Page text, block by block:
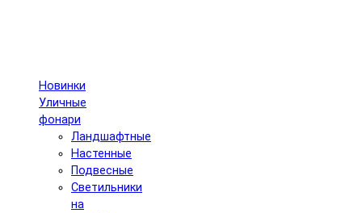
Новинки
Уличные
фонари
Ландшафтные
Настенные
Подвесные
Светильники
на